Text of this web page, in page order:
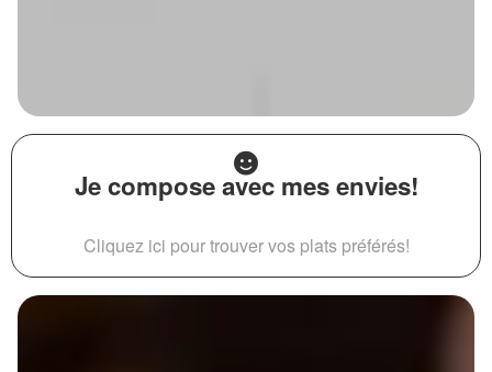
Je compose avec mes envies!
Cliquez ici pour trouver vos plats préférés!